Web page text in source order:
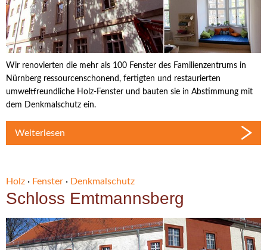
Wir renovierten die mehr als 100 Fenster des Familienzentrums in
Nürnberg ressourcenschonend, fertigten und restaurierten
umweltfreundliche Holz-Fenster und bauten sie in Abstimmung mit
dem Denkmalschutz ein.
Weiterlesen
Holz · Fenster · Denkmalschutz
Schloss Emtmannsberg